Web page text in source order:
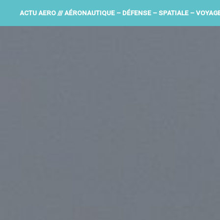
ACTU AERO /// AÉRONAUTIQUE – DÉFENSE – SPATIALE –